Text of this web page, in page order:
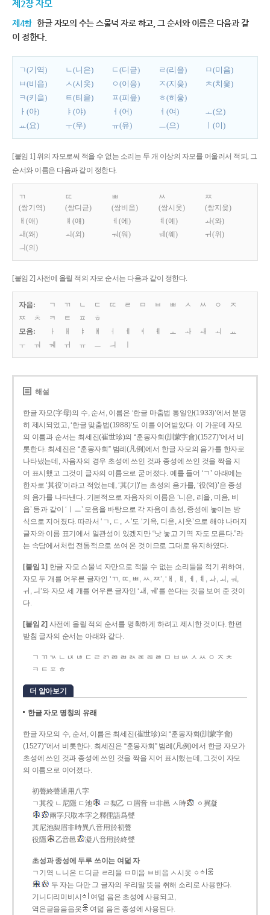
제2장 자모
제4항 한글 자모의 수는 스물넉 자로 하고, 그 순서와 이름은 다음과 같
이 정한다.
ㄱ(기역) ㄴ(니은) ㄷ(디귿) ㄹ(리을)
ㅁ(미음)
ㅂ(비읍)
ㅅ(시옷) ㅇ(이응) ㅈ(지읒)
ㅊ(치읓)
ㅋ(키읔)
ㅌ(티읕) ㅍ(피읖)
ㅎ(히읗)
ㅏ(아)
ㅑ(야) ㅓ(어) ㅕ(여)
ㅗ(오)
ㅛ(요)
ㅜ(우) ㅠ(유) ㅡ(으) ㅣ(이)
[붙임 1] 위의 자모로써 적을 수 없는 소리는 두 개 이상의 자모를 어울러서 적되, 그
순서와 이름은 다음과 같이 정한다.
ㄲ
(쌍기역)
ㄸ
(쌍디귿)
ㅃ
(쌍비읍)
ㅆ
(쌍시옷)
ㅉ
(쌍지읒)
ㅐ(애)
ㅒ(얘) ㅔ(에) ㅖ(예)
ㅘ(와)
ㅙ(왜)
ㅚ(외) ㅝ(워) ㅞ(웨)
ㅟ(위)
ㅢ(의)
[붙임 2] 사전에 올릴 적의 자모 순서는 다음과 같이 정한다.
자음: ㄱ ㄲ ㄴ ㄷ ㄸ ㄹ ㅁ ㅂ ㅃ ㅅ ㅆ ㅇ
ㅈ
ㅉ
ㅊ ㅋ ㅌ ㅍ
ㅎ
모음:
ㅏ ㅐ ㅑ ㅒ ㅓ ㅔ ㅕ ㅖ ㅗ ㅘ ㅙ ㅚ
ㅛ
ㅜ
ㅝ ㅞ ㅟ ㅠ ㅡ ㅢ
해설
한글 자모(字母)의 수, 순서, 이름은 ‘한글 마춤법 통일안(1933)’에서 분명
히 제시되었고, ‘한글 맞춤법(1988)’도 이를 이어받았다. 이 가운데 자모
의 이름과 순서는 최세진(崔世珍)의 “훈몽자회(訓蒙字會)(1527)”에서 비
롯한다. 최세진은 “훈몽자회” 범례(凡例)에서 한글 자모의 음가를 한자로
나타냈는데, 자음자의 경우 초성에 쓰인 것과 종성에 쓰인 것을 짝을 지
어 표시했고 그것이 글자의 이름으로 굳어졌다. 예를 들어 ‘ㄱ’ 아래에는
한자로 ‘其役’이라고 적었는데, ‘其(기)’는 초성의 음가를, ‘役(역)’은 종성
의 음가를 나타낸다. 기본적으로 자음자의 이름은 ‘니은, 리을, 미음, 비
읍’ 등과 같이 ‘ㅣㅡ’ 모음을 바탕으로 각 자음이 초성, 종성에 놓이는 방
식으로 지어졌다. 따라서 ‘ㄱ, ㄷ, ㅅ’도 ‘기윽, 디읃, 시읏’으로 해야 나머지
글자와 이름 표기에서 일관성이 있겠지만 “낫 놓고 기역 자도 모른다.”라
는 속담에서처럼 전통적으로 쓰여 온 것이므로 그대로 유지하였다.
[붙임 1] 한글 자모 스물넉 자만으로 적을 수 없는 소리들을 적기 위하여,
자모 두 개를 어우른 글자인 ‘ㄲ, ㄸ, ㅃ, ㅆ, ㅉ’, ‘ㅐ, ㅒ, ㅔ, ㅖ, ㅘ, ㅚ, ㅝ,
ㅟ, ㅢ’와 자모 세 개를 어우른 글자인 ‘ㅙ, ㅞ’를 쓴다는 것을 보여 준 것이
다.
[붙임 2] 사전에 올릴 적의 순서를 명확하게 하려고 제시한 것이다. 한편
받침 글자의 순서는 아래와 같다.
ㄱ ㄲ ㄳ ㄴ ㄵ ㄶ ㄷ ㄹ ㄺ ㄻ ㄼ ㄽ ㄾ ㄿ ㅀ ㅁ ㅂ ㅄ ㅅ ㅆ ㅇ ㅈ ㅊ
ㅋ ㅌ ㅍ ㅎ
더 알아보기
한글 자모 명칭의 유래
한글 자모의 수, 순서, 이름은 최세진(崔世珍)의 “훈몽자회(訓蒙字會)
(1527)”에서 비롯한다. 최세진은 “훈몽자회” 범례(凡例)에서 한글 자모가
초성에 쓰인 것과 종성에 쓰인 것을 짝을 지어 표시했는데, 그것이 자모
의 이름으로 이어졌다.
初聲終聲通用八字
ㄱ其役 ㄴ尼隱 ㄷ池
ㄹ梨乙 ㅁ眉音 ㅂ非邑 ㅅ時
ㆁ異凝
兩字只取本字之釋俚語爲聲
其尼池梨眉非時異八音用於初聲
役隱
乙音邑 凝八音用於終聲
초성과 종성에 두루 쓰이는 여덟 자
ㄱ기역 ㄴ니은 ㄷ디귿 ㄹ리을 ㅁ미음 ㅂ비읍 ㅅ시옷 ㆁ
두 자는 다만 그 글자의 우리말 뜻을 취해 소리로 사용한다.
기니디리미비시
여덟 음은 초성에 사용되고,
역은귿을음읍옷
여덟 음은 종성에 사용된다.